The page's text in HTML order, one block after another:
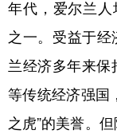
文化
法律
食品
年代，爱尔兰人
之一。受益于
兰经济多年来保
等传统经济强国
之虎”的美誉。